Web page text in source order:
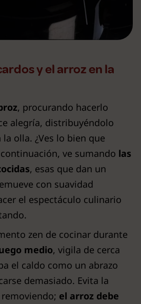
y el arroz en la
, procurando hacerlo
alegría, distribuyéndolo
olla. ¿Ves lo bien que
ve sumando las
, esas que dan un
con suavidad
el espectáculo culinario
zen de cocinar durante
medio, vigila de cerca
el caldo como un abrazo
demasiado. Evita la
el arroz debe